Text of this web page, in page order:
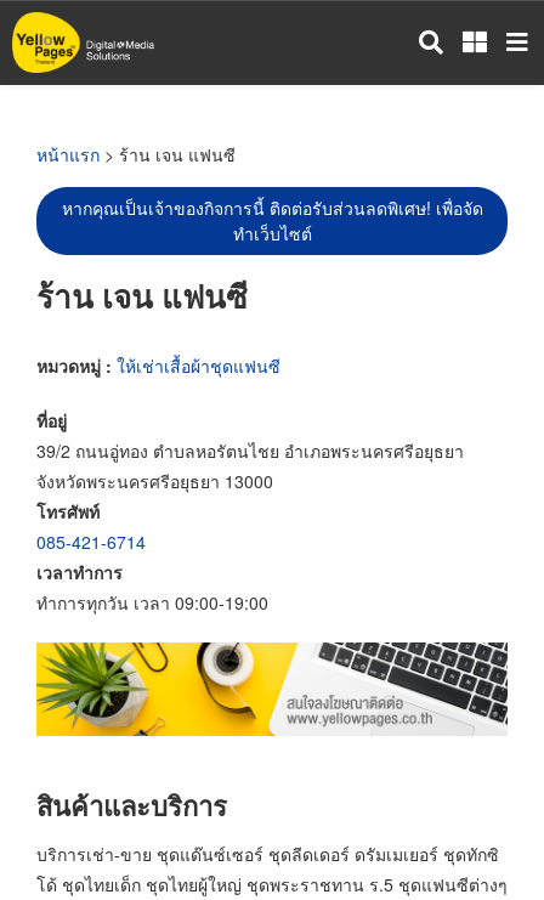
ข้าม
ไป
หน้าแรก > ร้าน เจน แฟนซี
หากคุณเป็นเจ้าของกิจการนี้ ติดต่อรับส่วนลดพิเศษ! เพื่อจัด
ทำเว็บไซต์
ร้าน เจน แฟนซี
หมวดหมู่ : ให้เช่าเสื้อผ้าชุดแฟนซี
ที่อยู่
39/2 ถนนอู่ทอง ตำบลหอรัตนไชย อำเภอพระนครศรีอยุธยา
จังหวัดพระนครศรีอยุธยา 13000
โทรศัพท์
085-421-6714
เวลาทำการ
ทำการทุกวัน เวลา 09:00-19:00
สินค้าและบริการ
บริการเช่า-ขาย ชุดแด๊นซ์เซอร์ ชุดลีดเดอร์ ดรัมเมเยอร์ ชุดทักซิ
โด้ ชุดไทยเด็ก ชุดไทยผู้ใหญ่ ชุดพระราชทาน ร.5 ชุดแฟนซีต่างๆ